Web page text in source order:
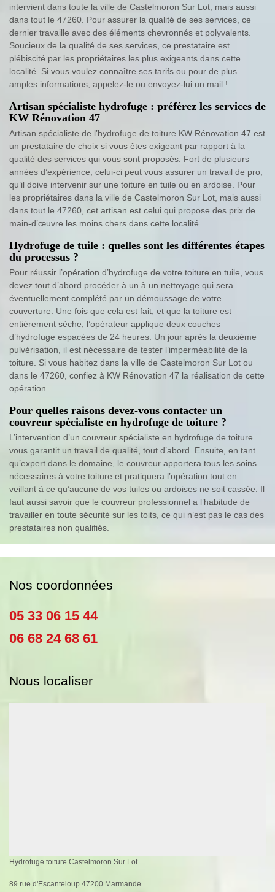
intervient dans toute la ville de Castelmoron Sur Lot, mais aussi
dans tout le 47260. Pour assurer la qualité de ses services, ce
dernier travaille avec des éléments chevronnés et polyvalents.
Soucieux de la qualité de ses services, ce prestataire est
plébiscité par les propriétaires les plus exigeants dans cette
localité. Si vous voulez connaître ses tarifs ou pour de plus
amples informations, appelez-le ou envoyez-lui un mail !
Artisan spécialiste hydrofuge : préférez les services de
KW Rénovation 47
Artisan spécialiste de l’hydrofuge de toiture KW Rénovation 47 est
un prestataire de choix si vous êtes exigeant par rapport à la
qualité des services qui vous sont proposés. Fort de plusieurs
années d’expérience, celui-ci peut vous assurer un travail de pro,
qu’il doive intervenir sur une toiture en tuile ou en ardoise. Pour
les propriétaires dans la ville de Castelmoron Sur Lot, mais aussi
dans tout le 47260, cet artisan est celui qui propose des prix de
main-d’œuvre les moins chers dans cette localité.
Hydrofuge de tuile : quelles sont les différentes étapes
du processus ?
Pour réussir l’opération d’hydrofuge de votre toiture en tuile, vous
devez tout d’abord procéder à un à un nettoyage qui sera
éventuellement complété par un démoussage de votre
couverture. Une fois que cela est fait, et que la toiture est
entièrement sèche, l’opérateur applique deux couches
d’hydrofuge espacées de 24 heures. Un jour après la deuxième
pulvérisation, il est nécessaire de tester l’imperméabilité de la
toiture. Si vous habitez dans la ville de Castelmoron Sur Lot ou
dans le 47260, confiez à KW Rénovation 47 la réalisation de cette
opération.
Pour quelles raisons devez-vous contacter un
couvreur spécialiste en hydrofuge de toiture ?
L’intervention d’un couvreur spécialiste en hydrofuge de toiture
vous garantit un travail de qualité, tout d’abord. Ensuite, en tant
qu’expert dans le domaine, le couvreur apportera tous les soins
nécessaires à votre toiture et pratiquera l’opération tout en
veillant à ce qu’aucune de vos tuiles ou ardoises ne soit cassée. Il
faut aussi savoir que le couvreur professionnel a l’habitude de
travailler en toute sécurité sur les toits, ce qui n’est pas le cas des
prestataires non qualifiés.
Nos coordonnées
05 33 06 15 44
06 68 24 68 61
Nous localiser
Hydrofuge toiture Castelmoron Sur Lot
89 rue d'Escanteloup 47200 Marmande